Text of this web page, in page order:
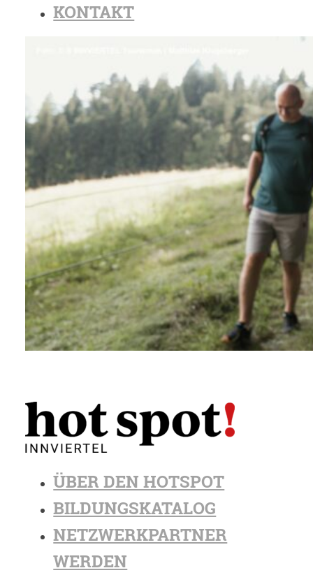
KONTAKT
ÜBER DEN HOTSPOT
BILDUNGSKATALOG
NETZWERKPARTNER
WERDEN